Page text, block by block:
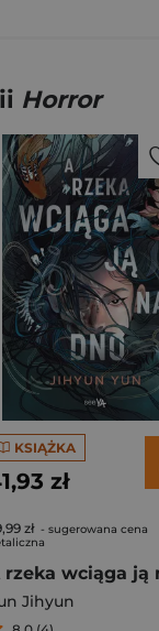
Horror
KSIĄŻKA
zł
zł - sugerowana cena
Jihyun